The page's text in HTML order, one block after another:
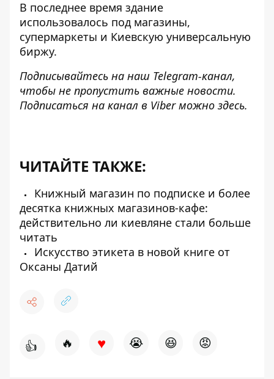
В последнее время здание
использовалось под магазины,
супермаркеты и Киевскую универсальную
биржу.
Подписывайтесь на наш Telegram-канал,
чтобы не пропустить важные новости.
Подписаться на канал в Viber можно здесь.
ЧИТАЙТЕ ТАКЖЕ:
Книжный магазин по подписке и более
десятка книжных магазинов-кафе:
действительно ли киевляне стали больше
читать
Искусство этикета в новой книге от
Оксаны Датий
👍 🔥 ♥ 😭 😆 😡